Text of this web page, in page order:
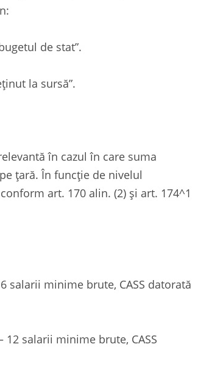
de stat”.
la sursă”.
în cazul în care suma
țară. În funcție de nivelul
art. 170 alin. (2) și art. 174^1
salarii minime brute, CASS datorată
salarii minime brute, CASS